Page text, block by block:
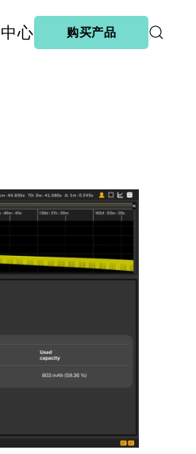
心 购买产品